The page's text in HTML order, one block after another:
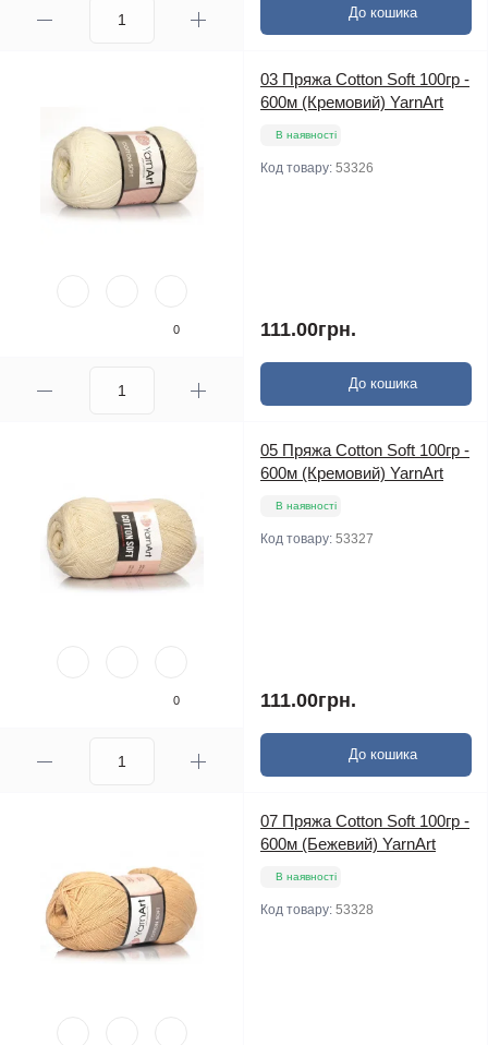
До кошика
0
03 Пряжа Cotton Soft 100гр -
600м (Кремовий) YarnArt
В наявності
Код товару: 53326
111.00грн.
До кошика
0
05 Пряжа Cotton Soft 100гр -
600м (Кремовий) YarnArt
В наявності
Код товару: 53327
111.00грн.
До кошика
07 Пряжа Cotton Soft 100гр -
600м (Бежевий) YarnArt
В наявності
Код товару: 53328